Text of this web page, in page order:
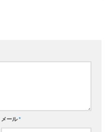
メール*